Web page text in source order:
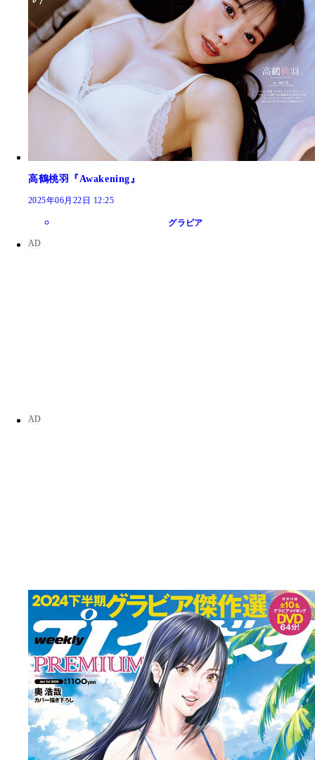
高鶴桃羽『Awakening』
2025年06月22日 12:25
グラビア